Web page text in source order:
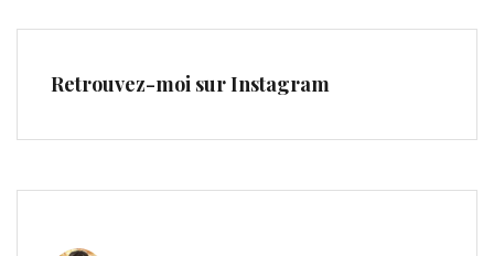
Retrouvez-moi sur Instagram